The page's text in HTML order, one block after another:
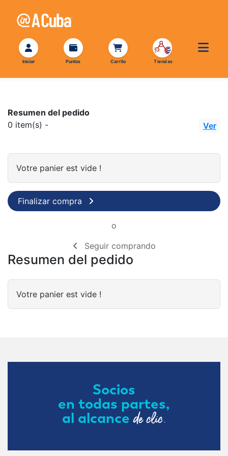
Resumen del pedido
0 item(s) - Ver
Votre panier est vide !
Finalizar compra
o
Seguir comprando
Resumen del pedido
Votre panier est vide !
Socios
en todas partes,
al alcancede clic.